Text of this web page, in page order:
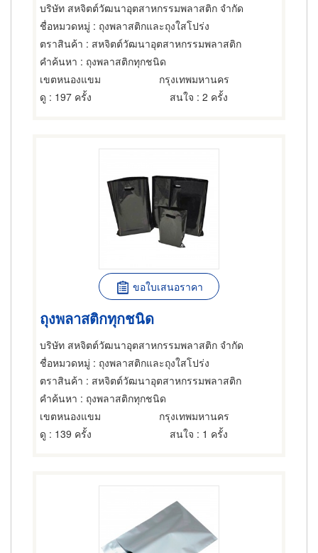
บริษัท สหจิตต์วัฒนาอุตสาหกรรมพลาสติก จำกัด
ชื่อหมวดหมู่ : ถุงพลาสติกและถุงใสโปร่ง
ตราสินค้า : สหจิตต์วัฒนาอุตสาหกรรมพลาสติก
คำค้นหา : ถุงพลาสติกทุกชนิด
เขตหนองแขม
กรุงเทพมหานคร
ดู : 197 ครั้ง สนใจ : 2 ครั้ง
ขอใบเสนอราคา
ถุงพลาสติกทุกชนิด
บริษัท สหจิตต์วัฒนาอุตสาหกรรมพลาสติก จำกัด
ชื่อหมวดหมู่ : ถุงพลาสติกและถุงใสโปร่ง
ตราสินค้า : สหจิตต์วัฒนาอุตสาหกรรมพลาสติก
คำค้นหา : ถุงพลาสติกทุกชนิด
เขตหนองแขม
กรุงเทพมหานคร
ดู : 139 ครั้ง สนใจ : 1 ครั้ง